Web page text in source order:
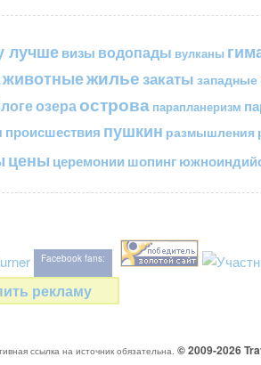
лучше визы водопады вулканы
животныежильезакаты западные
озераострова парапланеризм
происшествия пушкин размышления
цены церемонии шопинг
Facebook fans:
рекламу
ссылка на источник обязательна. © 2009-2026